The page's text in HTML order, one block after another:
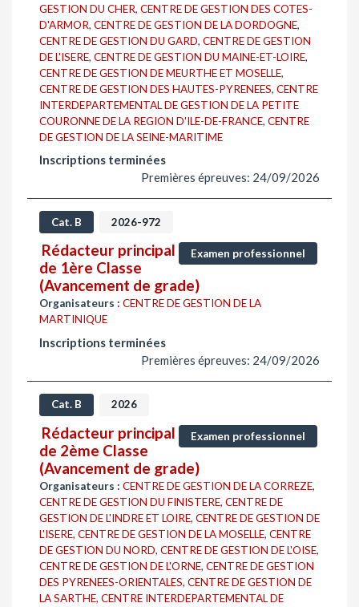
GESTION DU CHER, CENTRE DE GESTION DES COTES-
D'ARMOR, CENTRE DE GESTION DE LA DORDOGNE,
CENTRE DE GESTION DU GARD, CENTRE DE GESTION
DE L'ISERE, CENTRE DE GESTION DU MAINE-ET-LOIRE,
CENTRE DE GESTION DE MEURTHE ET MOSELLE,
CENTRE DE GESTION DES HAUTES-PYRENEES, CENTRE
INTERDEPARTEMENTAL DE GESTION DE LA PETITE
COURONNE DE LA REGION D'ILE-DE-FRANCE, CENTRE
DE GESTION DE LA SEINE-MARITIME
Inscriptions terminées
Premières épreuves: 24/09/2026
Cat. B 2026-972
Examen professionnel
Rédacteur principal
de 1ère Classe
(Avancement de grade)
Organisateurs : CENTRE DE GESTION DE LA
MARTINIQUE
Inscriptions terminées
Premières épreuves: 24/09/2026
Cat. B 2026
Examen professionnel
Rédacteur principal
de 2ème Classe
(Avancement de grade)
Organisateurs : CENTRE DE GESTION DE LA CORREZE,
CENTRE DE GESTION DU FINISTERE, CENTRE DE
GESTION DE L'INDRE ET LOIRE, CENTRE DE GESTION DE
L'ISERE, CENTRE DE GESTION DE LA MOSELLE, CENTRE
DE GESTION DU NORD, CENTRE DE GESTION DE L'OISE,
CENTRE DE GESTION DE L'ORNE, CENTRE DE GESTION
DES PYRENEES-ORIENTALES, CENTRE DE GESTION DE
LA SARTHE, CENTRE INTERDEPARTEMENTAL DE